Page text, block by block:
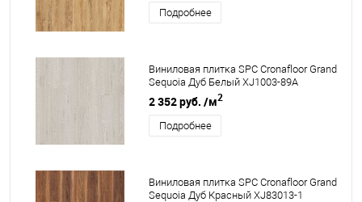
Подробнее
Виниловая плитка SPC Cronafloor Grand
Sequoia Дуб Белый XJ1003-89A
2 352 руб. /м2
Подробнее
Виниловая плитка SPC Cronafloor Grand
Sequoia Дуб Красный XJ83013-1